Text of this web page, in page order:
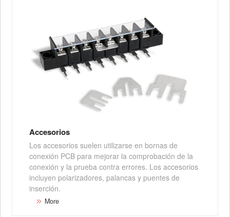
Accesorios
Los accesorios suelen utilizarse en bornas de
conexión PCB para mejorar la comprobación de la
conexión y la prueba contra errores. Los accesorios
incluyen polarizadores, palancas y puentes de
inserción.
More